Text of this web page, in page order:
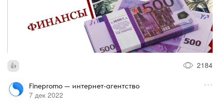
2184
Finepromo — интернет-агентство
7 дек 2022